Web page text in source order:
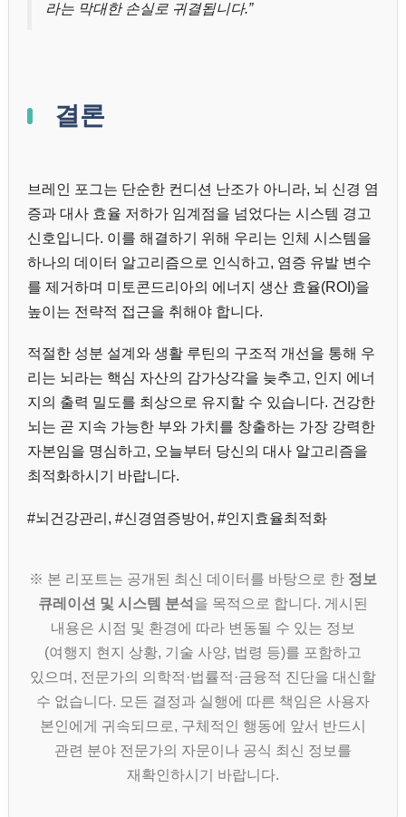
라는 막대한 손실로 귀결됩니다.”
결론
브레인 포그는 단순한 컨디션 난조가 아니라, 뇌 신경 염
증과 대사 효율 저하가 임계점을 넘었다는 시스템 경고
신호입니다. 이를 해결하기 위해 우리는 인체 시스템을
하나의 데이터 알고리즘으로 인식하고, 염증 유발 변수
를 제거하며 미토콘드리아의 에너지 생산 효율(ROI)을
높이는 전략적 접근을 취해야 합니다.
적절한 성분 설계와 생활 루틴의 구조적 개선을 통해 우
리는 뇌라는 핵심 자산의 감가상각을 늦추고, 인지 에너
지의 출력 밀도를 최상으로 유지할 수 있습니다. 건강한
뇌는 곧 지속 가능한 부와 가치를 창출하는 가장 강력한
자본임을 명심하고, 오늘부터 당신의 대사 알고리즘을
최적화하시기 바랍니다.
#뇌건강관리, #신경염증방어, #인지효율최적화
※ 본 리포트는 공개된 최신 데이터를 바탕으로 한 정보
큐레이션 및 시스템 분석 을 목적으로 합니다. 게시된
내용은 시점 및 환경에 따라 변동될 수 있는 정보
(여행지 현지 상황, 기술 사양, 법령 등)를 포함하고
있으며, 전문가의 의학적·법률적·금융적 진단을 대신할
수 없습니다. 모든 결정과 실행에 따른 책임은 사용자
본인에게 귀속되므로, 구체적인 행동에 앞서 반드시
관련 분야 전문가의 자문이나 공식 최신 정보를
재확인하시기 바랍니다.